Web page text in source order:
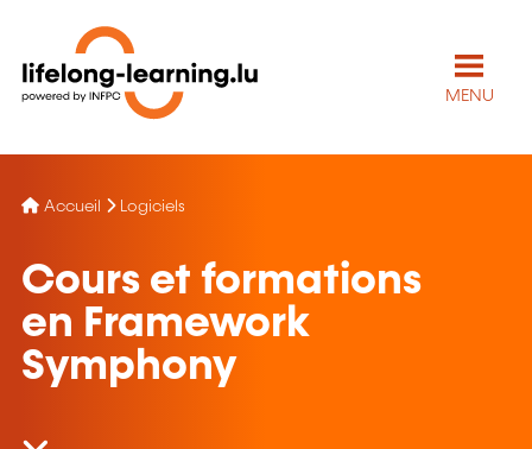
MENU
Accueil Logiciels
Cours et formations
en Framework
Symphony